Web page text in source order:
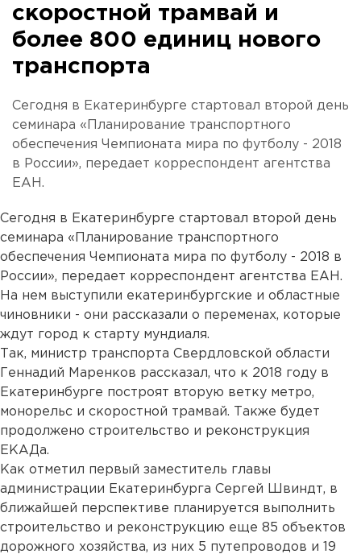
скоростной трамвай и
более 800 единиц нового
транспорта
Сегодня в Екатеринбурге стартовал второй день
семинара «Планирование транспортного
обеспечения Чемпионата мира по футболу - 2018
в России», передает корреспондент агентства
ЕАН.
Сегодня в Екатеринбурге стартовал второй день
семинара «Планирование транспортного
обеспечения Чемпионата мира по футболу - 2018 в
России», передает корреспондент агентства ЕАН.
На нем выступили екатеринбургские и областные
чиновники - они рассказали о переменах, которые
ждут город к старту мундиаля.
Так, министр транспорта Свердловской области
Геннадий Маренков рассказал, что к 2018 году в
Екатеринбурге построят вторую ветку метро,
монорельс и скоростной трамвай. Также будет
продолжено строительство и реконструкция
ЕКАДа.
Как отметил первый заместитель главы
администрации Екатеринбурга Сергей Швиндт, в
ближайшей перспективе планируется выполнить
строительство и реконструкцию еще 85 объектов
дорожного хозяйства, из них 5 путепроводов и 19